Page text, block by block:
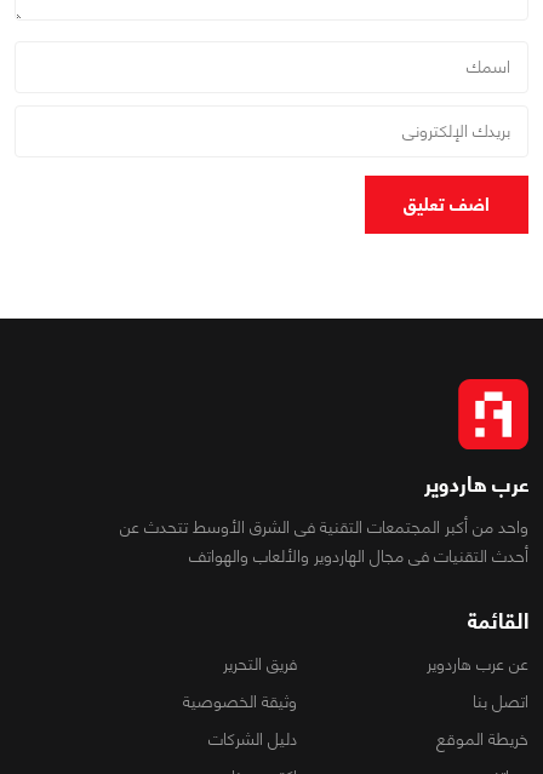
اضف تعليق
عرب هاردوير
واحد من أكبر المجتمعات التقنية فى الشرق الأوسط تتحدث عن
أحدث التقنيات فى مجال الهاردوير والألعاب والهواتف
القائمة
عن عرب هاردوير
فريق التحرير
اتصل بنا
وثيقة الخصوصية
خريطة الموقع
دليل الشركات